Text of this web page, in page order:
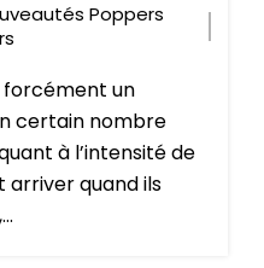
Poppers
forcément un
certain nombre
à l’intensité de
arriver quand ils